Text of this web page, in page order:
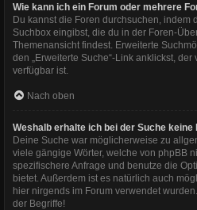
Wie kann ich ein Forum oder mehrere
Du kannst die Foren durchsuchen, indem
Suchbox eingibst, die du in der Foren-
Themenansicht findest. Erweiterte
den „Erweiterte Suche“-Link anklickst,
verfügbar ist.
Nach oben
Weshalb erhalte ich bei der Suche keine
Deine Suche war möglicherweise zu
viele gängige Wörter, welche von phpBB
spezifischere Anfrage und benutze die
bietet. Außerdem ist es natürlich auch
hier nirgends im Forum verwendet
der Begriffe!